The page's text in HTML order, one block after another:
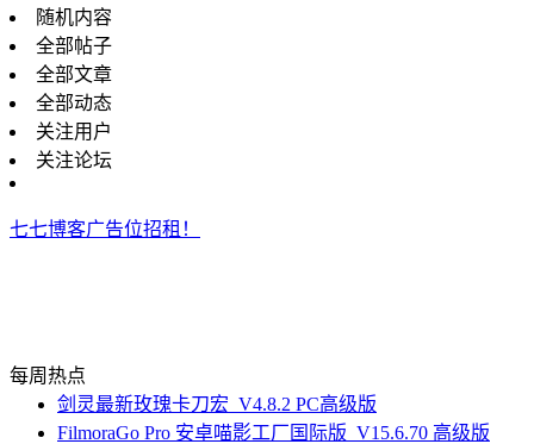
随机内容
全部帖子
全部文章
全部动态
关注用户
关注论坛
七七博客广告位招租！
每周热点
剑灵最新玫瑰卡刀宏_V4.8.2 PC高级版
FilmoraGo Pro 安卓喵影工厂国际版_V15.6.70 高级版